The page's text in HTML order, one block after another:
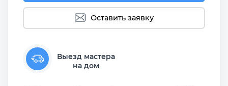
Оставить заявку
Выезд мастера
на дом